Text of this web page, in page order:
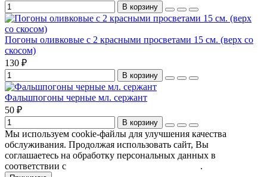
В корзину
Погоны оливковые с 2 красными просветами 15 см. (верх со
скосом)
130 ₽
В корзину
Фальшпогоны черные мл. сержант
50 ₽
В корзину
Мы используем cookie-файлы для улучшения качества
обслуживания. Продолжая использовать сайт, Вы
соглашаетесь на обработку персональных данных в
соответствии с
.